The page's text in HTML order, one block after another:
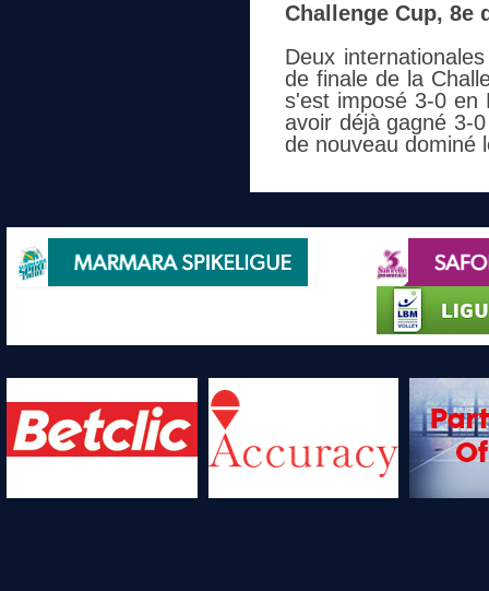
Challenge Cup, 8e
Deux
de finale de la
s'est imposé 3-0 en
avoir déjà gagné 3-
de nouveau dominé